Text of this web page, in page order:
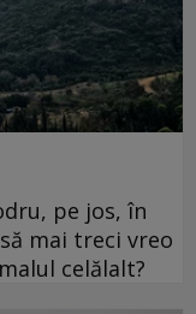
pe jos, în
mai treci vreo
celălalt?